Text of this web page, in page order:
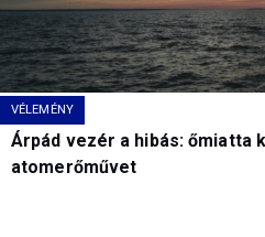
VÉLEMÉNY
Árpád vezér a hibás: őmiatta
atomerőművet